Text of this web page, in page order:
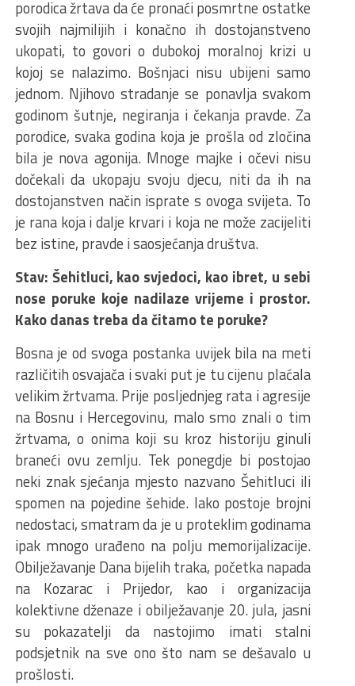
porodica žrtava da će pronaći posmrtne ostatke
svojih najmilijih i konačno ih dostojanstveno
ukopati, to govori o dubokoj moralnoj krizi u
kojoj se nalazimo. Bošnjaci nisu ubijeni samo
jednom. Njihovo stradanje se ponavlja svakom
godinom šutnje, negiranja i čekanja pravde. Za
porodice, svaka godina koja je prošla od zločina
bila je nova agonija. Mnoge majke i očevi nisu
dočekali da ukopaju svoju djecu, niti da ih na
dostojanstven način isprate s ovoga svijeta. To
je rana koja i dalje krvari i koja ne može zacijeliti
bez istine, pravde i saosjećanja društva.
Stav: Šehitluci, kao svjedoci, kao ibret, u sebi
nose poruke koje nadilaze vrijeme i prostor.
Kako danas treba da čitamo te poruke?
Bosna je od svoga postanka uvijek bila na meti
različitih osvajača i svaki put je tu cijenu plaćala
velikim žrtvama. Prije posljednjeg rata i agresije
na Bosnu i Hercegovinu, malo smo znali o tim
žrtvama, o onima koji su kroz historiju ginuli
braneći ovu zemlju. Tek ponegdje bi postojao
neki znak sjećanja mjesto nazvano Šehitluci ili
spomen na pojedine šehide. Iako postoje brojni
nedostaci, smatram da je u proteklim godinama
ipak mnogo urađeno na polju memorijalizacije.
Obilježavanje Dana bijelih traka, početka napada
na Kozarac i Prijedor, kao i organizacija
kolektivne dženaze i obilježavanje 20. jula, jasni
su pokazatelji da nastojimo imati stalni
podsjetnik na sve ono što nam se dešavalo u
prošlosti.